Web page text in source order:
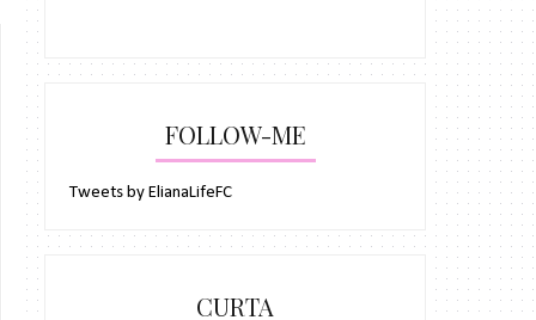
FOLLOW-ME
Tweets by ElianaLifeFC
CURTA